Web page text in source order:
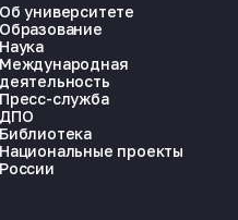
Об университете
Образование
Наука
Международная
деятельность
Пресс-служба
ДПО
Библиотека
Национальные проекты
России